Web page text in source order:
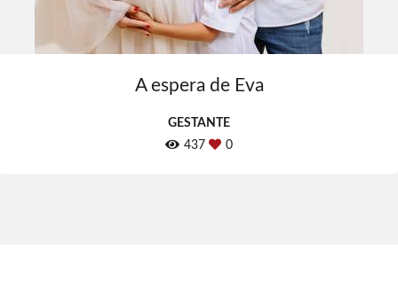
A espera de Eva
GESTANTE
437
0